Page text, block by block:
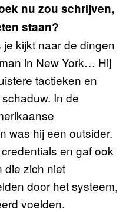
nu zou schrijven,
staan?
kijkt naar de dingen
in New York… Hij
tactieken en
In de
was hij een outsider.
en gaf ook
die zich niet
door het systeem,
voelden.